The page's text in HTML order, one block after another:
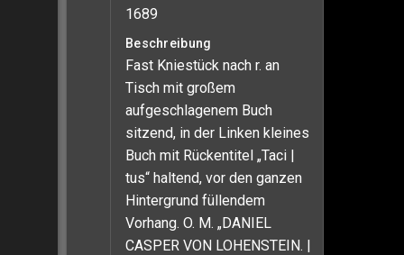
1689
Beschreibung
Fast Kniestück nach r. an
Tisch mit großem
aufgeschlagenem Buch
sitzend, in der Linken kleines
Buch mit Rückentitel „Taci |
tus“ haltend, vor den ganzen
Hintergrund füllendem
Vorhang. O. M. „DANIEL
CASPER VON LOHENSTEIN. |